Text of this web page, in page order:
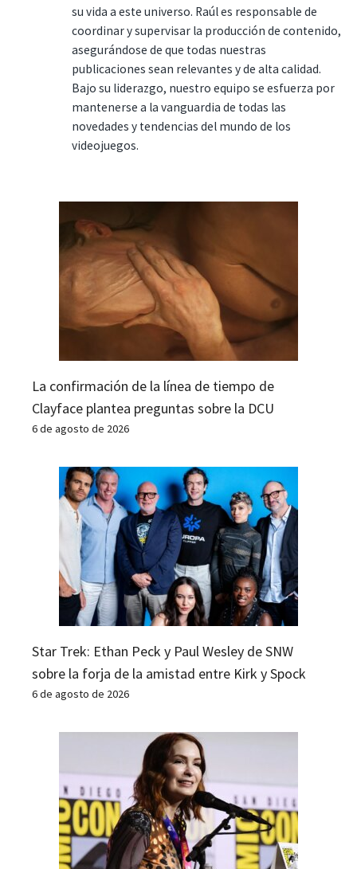
su vida a este universo. Raúl es responsable de
coordinar y supervisar la producción de contenido,
asegurándose de que todas nuestras
publicaciones sean relevantes y de alta calidad.
Bajo su liderazgo, nuestro equipo se esfuerza por
mantenerse a la vanguardia de todas las
novedades y tendencias del mundo de los
videojuegos.
La confirmación de la línea de tiempo de
Clayface plantea preguntas sobre la DCU
6 de agosto de 2026
Star Trek: Ethan Peck y Paul Wesley de SNW
sobre la forja de la amistad entre Kirk y Spock
6 de agosto de 2026